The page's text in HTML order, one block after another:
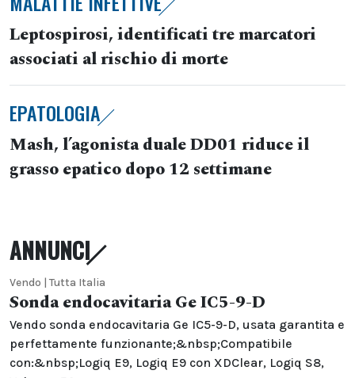
Leptospirosi, identificati tre marcatori
associati al rischio di morte
EPATOLOGIA
Mash, l’agonista duale DD01 riduce il
grasso epatico dopo 12 settimane
ANNUNCI
Vendo | Tutta Italia
Sonda endocavitaria Ge IC5-9-D
Vendo sonda endocavitaria Ge IC5-9-D, usata garantita e
perfettamente funzionante;&nbsp;Compatibile
con:&nbsp;Logiq E9, Logiq E9 con XDClear, Logiq S8,